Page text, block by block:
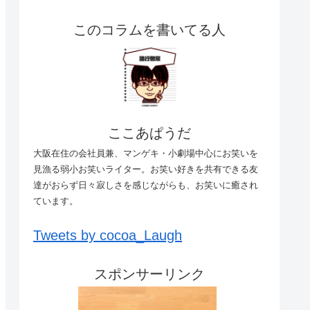
このコラムを書いてる人
ここあぱうだ
大阪在住の会社員兼、マンゲキ・小劇場中心にお笑いを
見漁る弱小お笑いライター。お笑い好きを共有できる友
達がおらず日々寂しさを感じながらも、お笑いに癒され
ています。
Tweets by cocoa_Laugh
スポンサーリンク